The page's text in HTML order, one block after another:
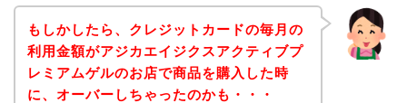
もしかしたら、クレジットカードの毎月の
利用金額がアジカエイジクスアクティブプ
レミアムゲルのお店で商品を購入した時
に、オーバーしちゃったのかも・・・